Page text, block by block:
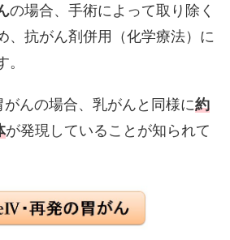
の場合、手術によって取り除く
、抗がん剤併用（化学療法）に
んの場合、乳がんと同様に約
が発現していることが知られて